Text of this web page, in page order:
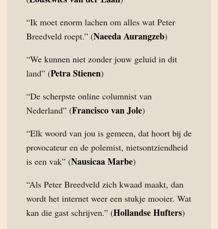
“Ik moet enorm lachen om alles wat Peter
Breedveld roept.” (Naeeda Aurangzeb)
“We kunnen niet zonder jouw geluid in dit
land” (Petra Stienen)
“De scherpste online columnist van
Nederland” (Francisco van Jole)
“Elk woord van jou is gemeen, dat hoort bij de
provocateur en de polemist, nietsontziendheid
is een vak” (Nausicaa Marbe)
“Als Peter Breedveld zich kwaad maakt, dan
wordt het internet weer een stukje mooier. Wat
kan die gast schrijven.” (Hollandse Hufters)